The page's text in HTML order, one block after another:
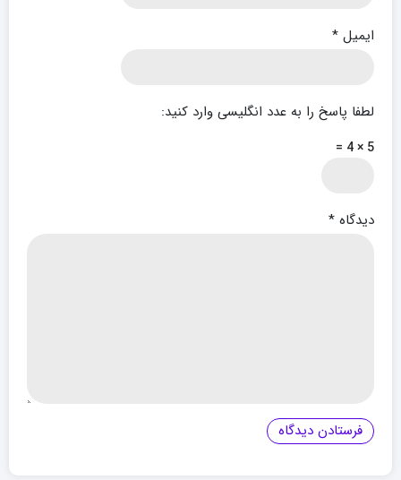
ایمیل *
لطفا پاسخ را به عدد انگلیسی وارد کنید:
5 × 4 =
دیدگاه *